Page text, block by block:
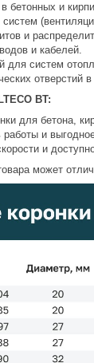
бетонных и
и
и кабелей.
для систем
отверстий
BT:
для бетона,
работы и
и
может